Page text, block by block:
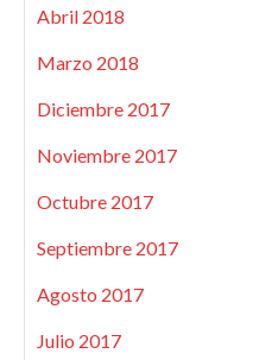
Abril 2018
Marzo 2018
Diciembre 2017
Noviembre 2017
Octubre 2017
Septiembre 2017
Agosto 2017
Julio 2017